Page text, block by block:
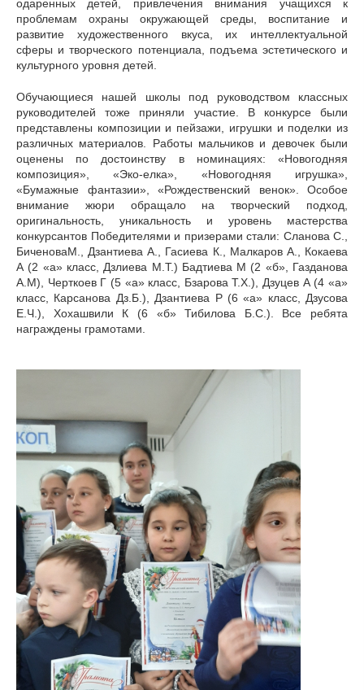
одаренных детей, привлечения внимания учащихся к
проблемам охраны окружающей среды, воспитание и
развитие художественного вкуса, их интеллектуальной
сферы и творческого потенциала, подъема эстетического и
культурного уровня детей.
Обучающиеся нашей школы под руководством классных
руководителей тоже приняли участие. В конкурсе были
представлены композиции и пейзажи, игрушки и поделки из
различных материалов. Работы мальчиков и девочек были
оценены по достоинству в номинациях: «Новогодняя
композиция», «Эко-елка», «Новогодняя игрушка»,
«Бумажные фантазии», «Рождественский венок». Особое
внимание жюри обращало на творческий подход,
оригинальность, уникальность и уровень мастерства
конкурсантов Победителями и призерами стали: Сланова С.,
БиченоваМ., Дзантиева А., Гасиева К., Малкаров А., Кокаева
А (2 «а» класс, Дзлиева М.Т.) Бадтиева М (2 «б», Газданова
А.М), Черткоев Г (5 «а» класс, Бзарова Т.Х.), Дзуцев А (4 «а»
класс, Карсанова Дз.Б.), Дзантиева Р (6 «а» класс, Дзусова
Е.Ч.), Хохашвили К (6 «б» Тибилова Б.С.). Все ребята
награждены грамотами.